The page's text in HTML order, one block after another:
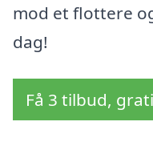
mod et flottere
dag!
Få 3 tilbud,